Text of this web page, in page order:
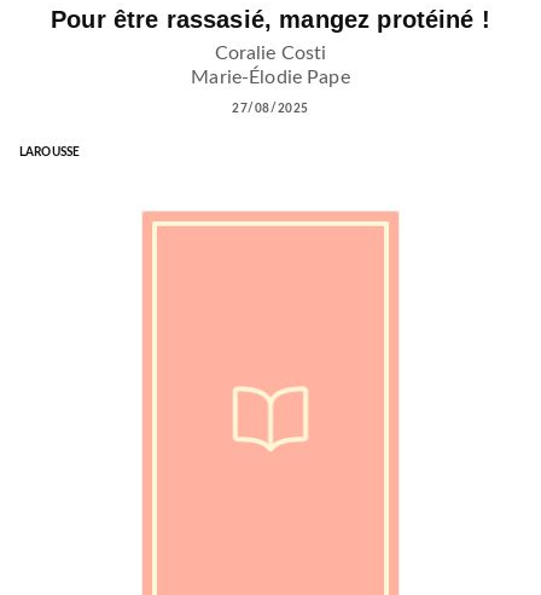
Pour être rassasié, mangez protéiné !
Coralie Costi
Marie-Élodie Pape
27/08/2025
LAROUSSE